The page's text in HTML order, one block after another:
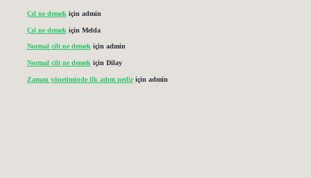
Çıl ne demek için admin
Çıl ne demek için Melda
Normal cilt ne demekiçin admin
Normal cilt ne demek için Dilay
Zaman yönetiminde ilk adım nediriçin admin